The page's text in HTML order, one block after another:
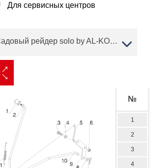
Для сервисных центров
11 РЫЧАГ Садовый рейдер solo by AL-KO R 7-65.8 HD Артикул: 127487
№
1
2
3
4